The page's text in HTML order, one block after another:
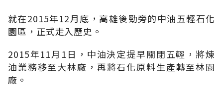
就在2015年12月底，高雄後勁旁的中油五輕石化
園區，正式走入歷史。
2015年11月1日，中油決定提早關閉五輕，將煉
油業務移至大林廠，再將石化原料生產轉至林園
廠。